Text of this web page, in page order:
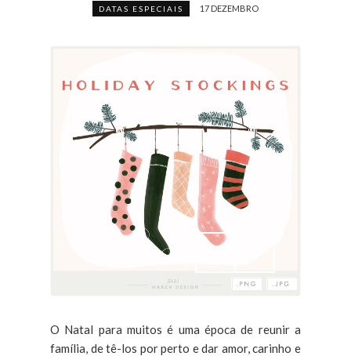
DATAS ESPECIAIS 17 DEZEMBRO
O Natal para muitos é uma época de reunir a
família, de tê-los por perto e dar amor, carinho e